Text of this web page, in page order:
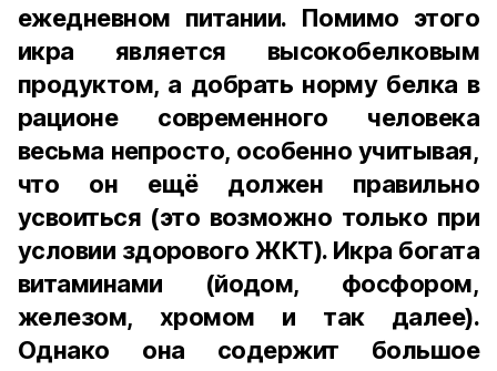
ежедневном питании. Помимо этого
икра является высокобелковым
продуктом, а добрать норму белка в
рационе современного человека
весьма непросто, особенно учитывая,
что он ещё должен правильно
усвоиться (это возможно только при
условии здорового ЖКТ). Икра богата
витаминами (йодом, фосфором,
железом, хромом и так далее).
Однако она содержит большое